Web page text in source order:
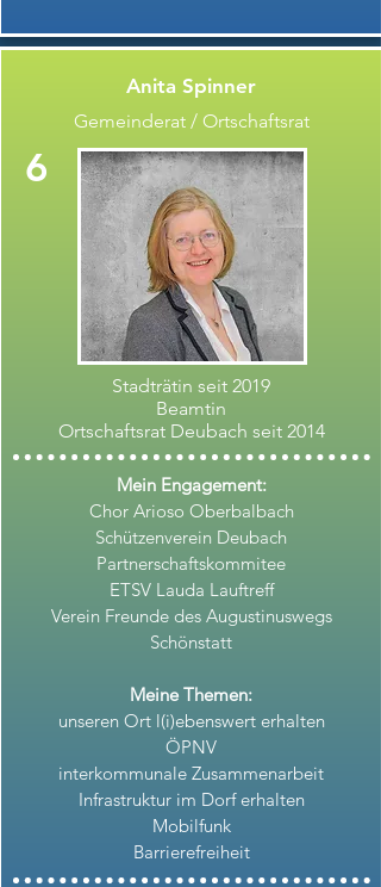
Anita Spinner
Gemeinderat / Ortschaftsrat
6
Stadträtin seit 2019
Beamtin
Ortschaftsrat Deubach seit 2014
Mein Engagement:
Chor Arioso Oberbalbach
Schützenverein Deubach
Partnerschaftskommitee
ETSV Lauda Lauftreff
Verein Freunde des Augustinuswegs
Schönstatt
Meine Themen:
unseren Ort l(i)ebenswert erhalten
ÖPNV
interkommunale Zusammenarbeit
Infrastruktur im Dorf erhalten
Mobilfunk
Barrierefreiheit